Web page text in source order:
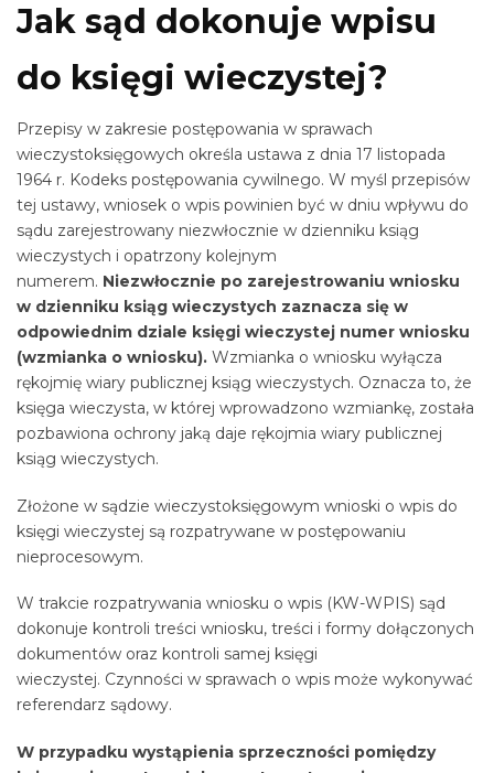
Jak sąd dokonuje wpisu
do księgi wieczystej?
Przepisy w zakresie postępowania w sprawach
wieczystoksięgowych określa ustawa z dnia 17 listopada
1964 r. Kodeks postępowania cywilnego. W myśl przepisów
tej ustawy, wniosek o wpis powinien być w dniu wpływu do
sądu zarejestrowany niezwłocznie w dzienniku ksiąg
wieczystych i opatrzony kolejnym
numerem. Niezwłocznie po zarejestrowaniu wniosku
w dzienniku ksiąg wieczystych zaznacza się w
odpowiednim dziale księgi wieczystej numer wniosku
(wzmianka o wniosku). Wzmianka o wniosku wyłącza
rękojmię wiary publicznej ksiąg wieczystych. Oznacza to, że
księga wieczysta, w której wprowadzono wzmiankę, została
pozbawiona ochrony jaką daje rękojmia wiary publicznej
ksiąg wieczystych.
Złożone w sądzie wieczystoksięgowym wnioski o wpis do
księgi wieczystej są rozpatrywane w postępowaniu
nieprocesowym.
W trakcie rozpatrywania wniosku o wpis (KW-WPIS) sąd
dokonuje kontroli treści wniosku, treści i formy dołączonych
dokumentów oraz kontroli samej księgi
wieczystej. Czynności w sprawach o wpis może wykonywać
referendarz sądowy.
W przypadku wystąpienia sprzeczności pomiędzy